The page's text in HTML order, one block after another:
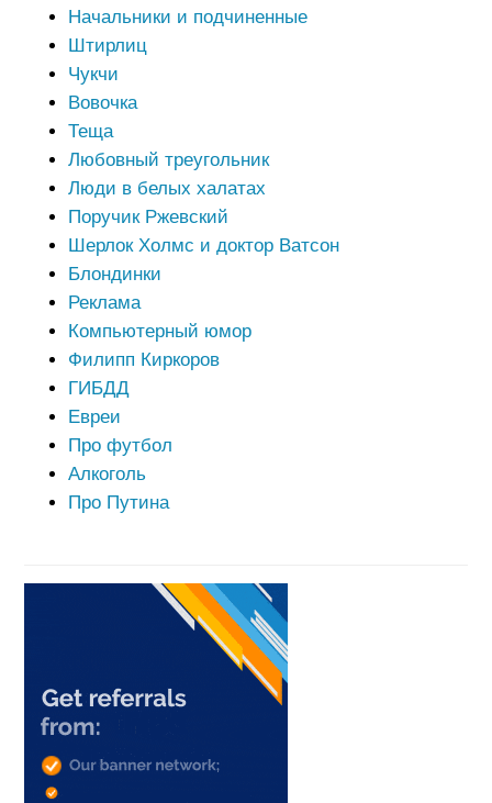
Начальники и подчиненные
Штирлиц
Чукчи
Вовочка
Теща
Любовный треугольник
Люди в белых халатах
Поручик Ржевский
Шерлок Холмс и доктор Ватсон
Блондинки
Реклама
Компьютерный юмор
Филипп Киркоров
ГИБДД
Евреи
Про футбол
Алкоголь
Про Путина